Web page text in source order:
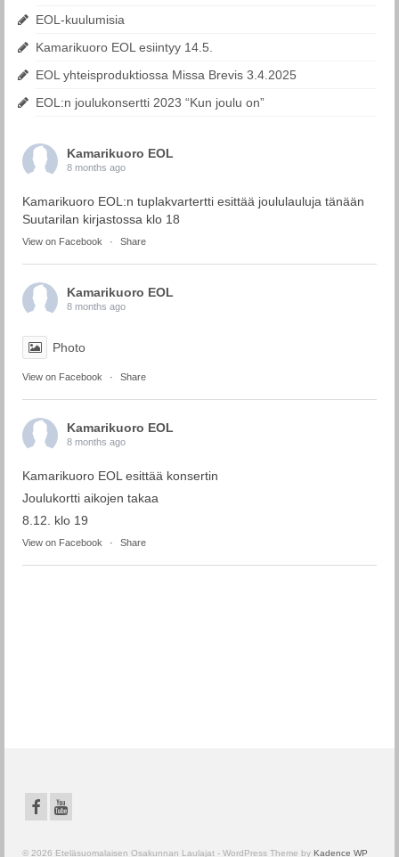
EOL-kuulumisia
Kamarikuoro EOL esiintyy 14.5.
EOL yhteisproduktiossa Missa Brevis 3.4.2025
EOL:n joulukonsertti 2023 “Kun joulu on”
Kamarikuoro EOL
8 months ago
Kamarikuoro EOL:n tuplakvartertti esittää joululauluja tänään
Suutarilan kirjastossa klo 18
View on Facebook · Share
Kamarikuoro EOL
8 months ago
Photo
View on Facebook · Share
Kamarikuoro EOL
8 months ago
Kamarikuoro EOL esittää konsertin
Joulukortti aikojen takaa
8.12. klo 19
View on Facebook · Share
© 2026 Eteläsuomalaisen Osakunnan Laulajat - WordPress Theme by Kadence WP